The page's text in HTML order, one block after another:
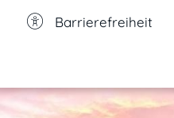
Barrierefreiheit